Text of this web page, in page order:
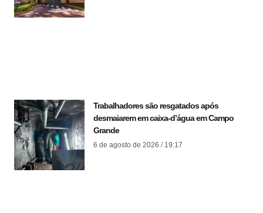
Trabalhadores são resgatados após
desmaiarem em caixa-d’água em Campo
Grande
6 de agosto de 2026 19:17